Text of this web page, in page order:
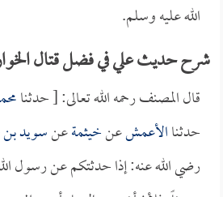
الله عليه وسلم.
شرح حديث علي في فضل قتال
قال المصنف رحمه الله تعالى: [ حدثنا
حدثناالأعمشعنخيثمةعنسويد
رضي الله عنه: إذا حدثتكم عن رسول